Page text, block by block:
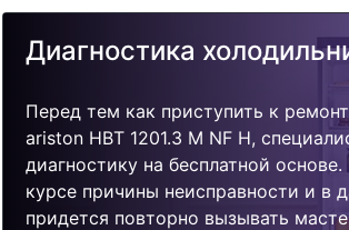
Диагностика
Перед тем как приступить к
ariston HBT 1201.3 M NF H,
диагностику на бесплатной
курсе причины неисправности и в
придется повторно вызывать